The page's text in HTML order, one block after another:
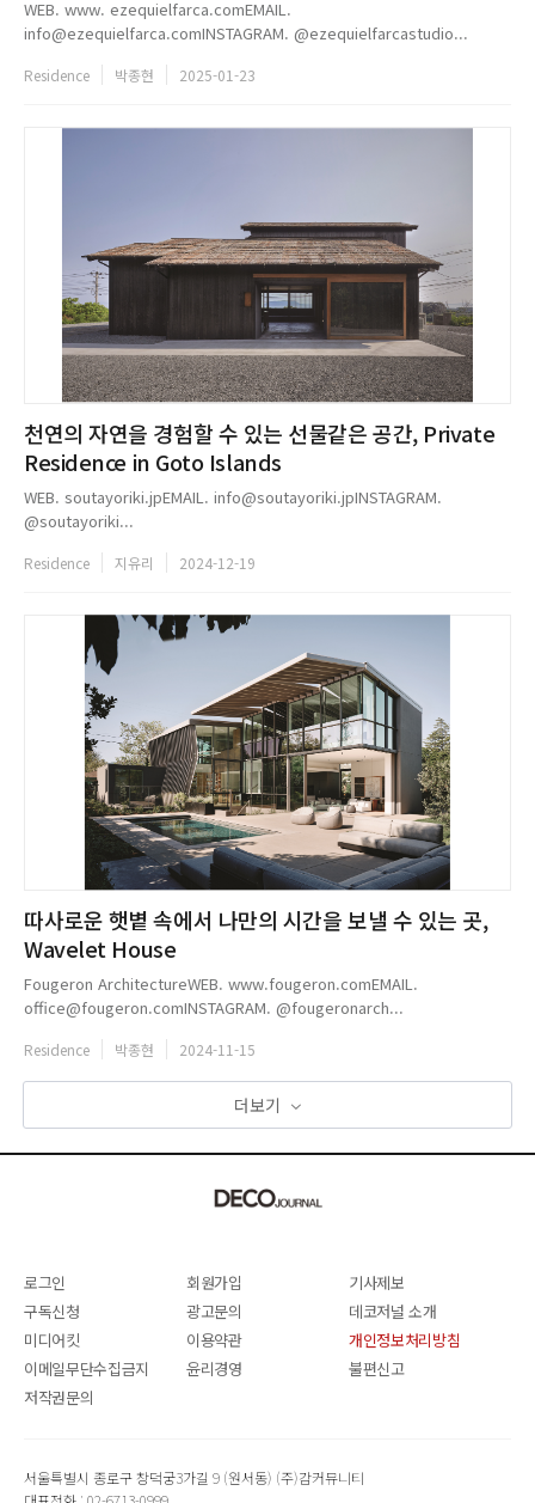
WEB. www. ezequielfarca.comEMAIL.
info@ezequielfarca.comINSTAGRAM. @ezequielfarcastudio...
Residence 박종현 2025-01-23
천연의 자연을 경험할 수 있는 선물같은 공간, Private
Residence in Goto Islands
WEB. soutayoriki.jpEMAIL. info@soutayoriki.jpINSTAGRAM.
@soutayoriki...
Residence 지유리 2024-12-19
따사로운 햇볕 속에서 나만의 시간을 보낼 수 있는 곳,
Wavelet House
Fougeron ArchitectureWEB. www.fougeron.comEMAIL.
office@fougeron.comINSTAGRAM. @fougeronarch...
Residence 박종현 2024-11-15
더보기
로그인 회원가입
기사제보
구독신청
광고문의
데코저널 소개
미디어킷
이용약관
개인정보처리방침
이메일무단수집금지
윤리경영
불편신고
저작권문의
서울특별시 종로구 창덕궁3가길 9 (원서동) (주)감커뮤니티